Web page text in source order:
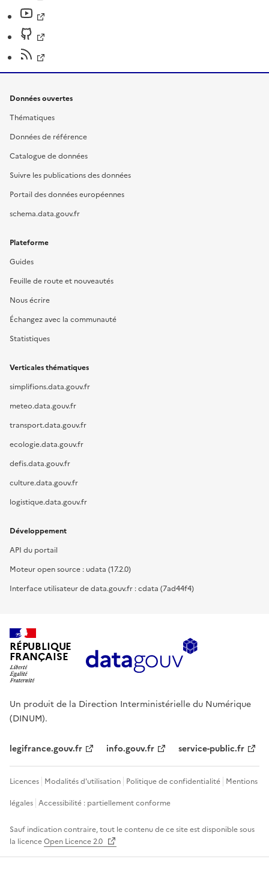
Données ouvertes
Thématiques
Données de référence
Catalogue de données
Suivre les publications des données
Portail des données européennes
schema.data.gouv.fr
Plateforme
Guides
Feuille de route et nouveautés
Nous écrire
Échangez avec la communauté
Statistiques
Verticales thématiques
simplifions.data.gouv.fr
meteo.data.gouv.fr
transport.data.gouv.fr
ecologie.data.gouv.fr
defis.data.gouv.fr
culture.data.gouv.fr
logistique.data.gouv.fr
Développement
API du portail
Moteur open source : udata (17.2.0)
Interface utilisateur de data.gouv.fr : cdata (7ad44f4)
RÉPUBLIQUE
FRANÇAISE
Un produit de la Direction Interministérielle du Numérique
(DINUM).
legifrance.gouv.fr info.gouv.fr service-public.fr
Licences Modalités d'utilisation Politique de confidentialité Mentions
légales Accessibilité : partiellement conforme
Sauf indication contraire, tout le contenu de ce site est disponible sous
la licenceOpen Licence 2.0